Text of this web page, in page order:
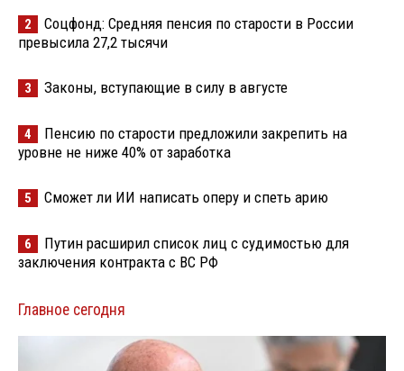
2
Соцфонд: Средняя пенсия по старости в России
превысила 27,2 тысячи
3 Законы, вступающие в силу в августе
4
Пенсию по старости предложили закрепить на
уровне не ниже 40% от заработка
5 Сможет ли ИИ написать оперу и спеть арию
6
Путин расширил список лиц с судимостью для
заключения контракта с ВС РФ
Главное сегодня